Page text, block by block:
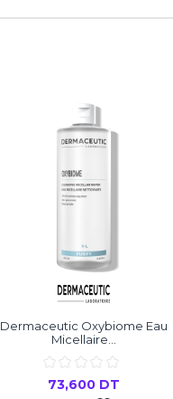
Dermaceutic Oxybiome Eau
Micellaire...
73,600 DT